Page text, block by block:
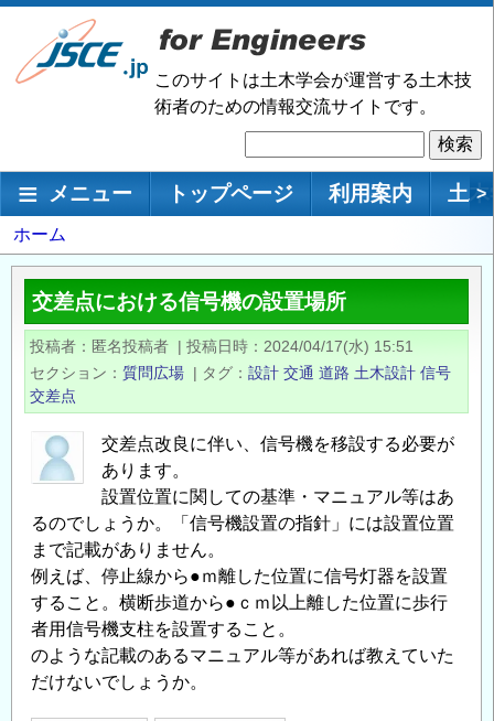
メ
ン
移
このサイトは土木学会が運営する土木技
術者のための情報交流サイトです。
索
メインナビゲーション
メニュー トップページ 利用案内 土 >
パ
ン
く
ず
ホーム
交差点における信号機の設置場所
投稿者 匿名投稿者 | 投稿日時
2024/04/17(水) 15:51
セクション
質問広場 | タグ 設計 交通 道路 土木設計 信号
交差点
交差点改良に伴い、信号機を移設する必要が
あります。
設置位置に関しての基準・マニュアル等はあ
るのでしょうか。「信号機設置の指針」には設置位置
まで記載がありません。
例えば、停止線から●ｍ離した位置に信号灯器を設置
すること。横断歩道から●ｃｍ以上離した位置に歩行
者用信号機支柱を設置すること。
のような記載のあるマニュアル等があれば教えていた
だけないでしょうか。